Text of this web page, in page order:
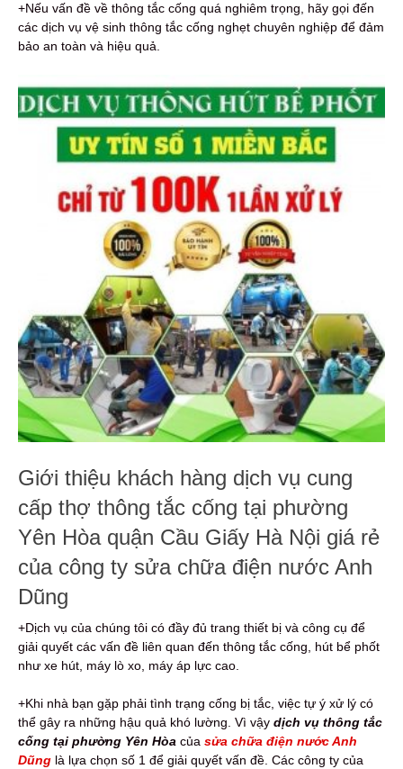
+Nếu vấn đề về thông tắc cống quá nghiêm trọng, hãy gọi đến
các dịch vụ vệ sinh thông tắc cống nghẹt chuyên nghiệp để đảm
bảo an toàn và hiệu quả.
Giới thiệu khách hàng dịch vụ cung
cấp thợ thông tắc cống tại phường
Yên Hòa quận Cầu Giấy Hà Nội giá rẻ
của công ty sửa chữa điện nước Anh
Dũng
+Dịch vụ của chúng tôi có đầy đủ trang thiết bị và công cụ để
giải quyết các vấn đề liên quan đến thông tắc cống, hút bể phốt
như xe hút, máy lò xo, máy áp lực cao.
+Khi nhà bạn gặp phải tình trạng cống bị tắc, việc tự ý xử lý có
thể gây ra những hậu quả khó lường. Vì vậy dịch vụ thông tắc
cống tại phường Yên Hòa của sửa chữa điện nước Anh
Dũng là lựa chọn số 1 để giải quyết vấn đề. Các công ty của